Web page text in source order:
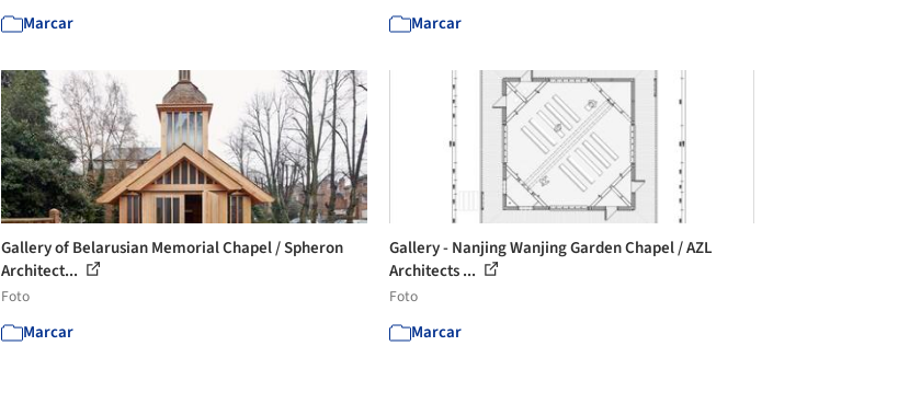
Marcar Marcar
Gallery of Belarusian Memorial Chapel / Spheron
Architect...
Foto
Marcar
Gallery - Nanjing Wanjing Garden Chapel / AZL
Architects ...
Foto
Marcar